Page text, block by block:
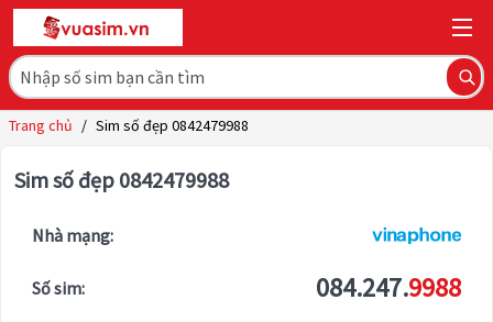
Trang chủ / Sim số đẹp 0842479988
Sim số đẹp 0842479988
Nhà mạng:
Số sim: 084.247.9988